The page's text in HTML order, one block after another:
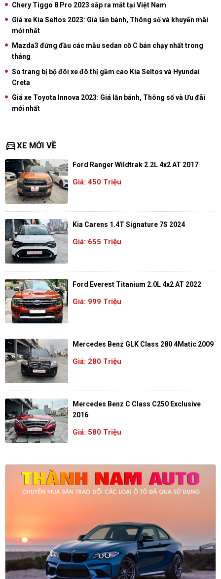
Chery Tiggo 8 Pro 2023 sắp ra mắt tại Việt Nam
Giá xe Kia Seltos 2023: Giá lăn bánh, Thông số và khuyến mãi
mới nhất
Mazda3 đứng đầu các mẫu sedan cỡ C bán chạy nhất trong
tháng
So trang bị bộ đôi xe đô thị gầm cao Kia Seltos và Hyundai
Creta
Giá xe Toyota Innova 2023: Giá lăn bánh, Thông số và Ưu đãi
mới nhất
directions_carXE MỚI VỀ
Ford Ranger Wildtrak 2.2L 4x2 AT 2017
Giá: 450 Triệu
Kia Carens 1.4T Signature 7S 2024
Giá: 655 Triệu
Ford Everest Titanium 2.0L 4x2 AT 2022
Giá: 999 Triệu
Mercedes Benz GLK Class 280 4Matic 2009
Giá: 280 Triệu
Mercedes Benz C Class C250 Exclusive
2016
Giá: 580 Triệu